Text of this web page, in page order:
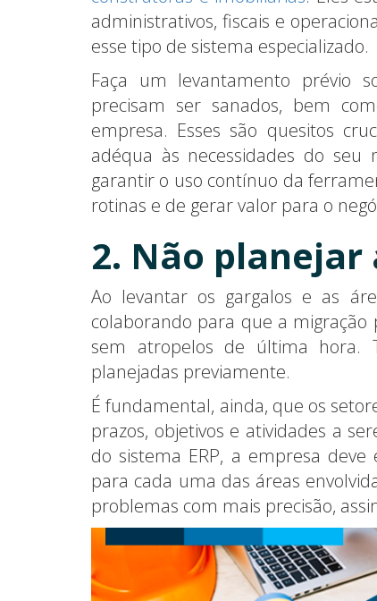
administrativos, fiscais e
esse tipo de sistema especializado.
Faça um levantamento prévio
precisam ser sanados, bem
empresa. Esses são quesitos
adéqua às necessidades do seu
garantir o uso contínuo da
rotinas e de gerar valor para o
2. Não
Ao levantar os gargalos e as
colaborando para que a migração
sem atropelos de última hora.
planejadas previamente.
É fundamental, ainda, que os
prazos, objetivos e atividades a
do sistema ERP, a empresa
para cada uma das áreas
problemas com mais precisão,